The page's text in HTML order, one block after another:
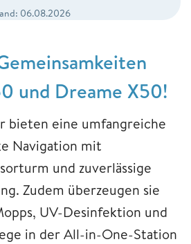
06.08.2026
und Dreame X50!
bieten eine umfangreiche
Navigation mit
und zuverlässige
Zudem überzeugen sie
UV-Desinfektion und
in der All-in-One-Station